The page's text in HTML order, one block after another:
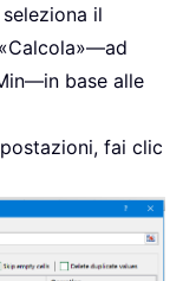
il
base alle
fai clic